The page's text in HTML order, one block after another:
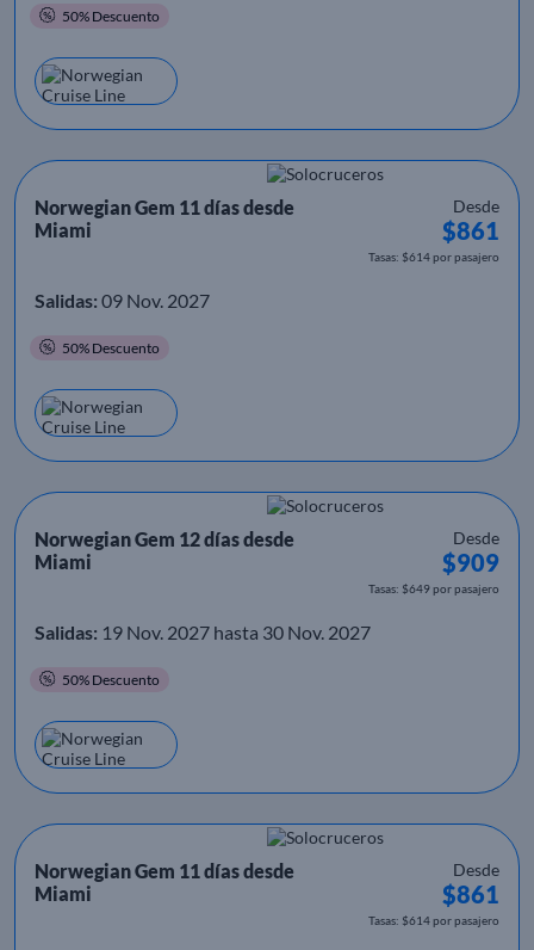
50% Descuento
Norwegian Gem 11 días desde
Miami
Desde
$861
Tasas: $614 por pasajero
Salidas: 09 Nov. 2027
50% Descuento
Norwegian Gem 12 días desde
Miami
Desde
$909
Tasas: $649 por pasajero
Salidas: 19 Nov. 2027 hasta 30 Nov. 2027
50% Descuento
Norwegian Gem 11 días desde
Miami
Desde
$861
Tasas: $614 por pasajero